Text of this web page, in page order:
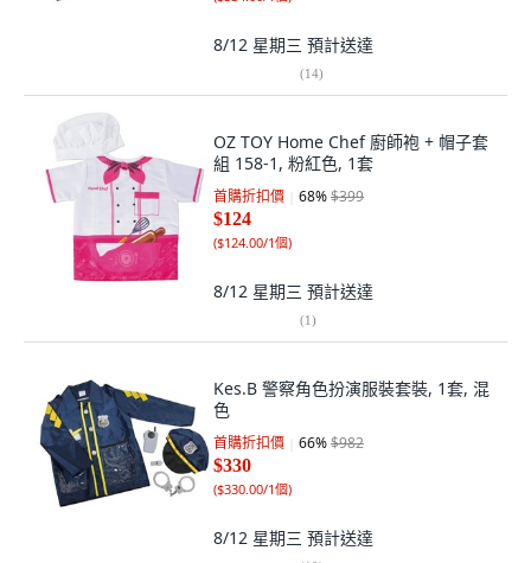
8/12 星期三 預計送達
(14)
OZ TOY Home Chef 廚師袍 + 帽子套
組 158-1, 粉紅色, 1套
首購折扣價 68%$399
$124
($124.00/1個)
8/12 星期三 預計送達
(1)
Kes.B 警察角色扮演服裝套裝, 1套, 混
色
首購折扣價 66%$982
$330
($330.00/1個)
8/12 星期三 預計送達